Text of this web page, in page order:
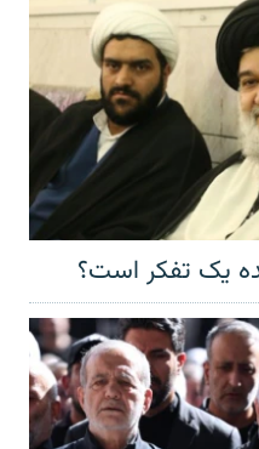
یک تفکر است؟